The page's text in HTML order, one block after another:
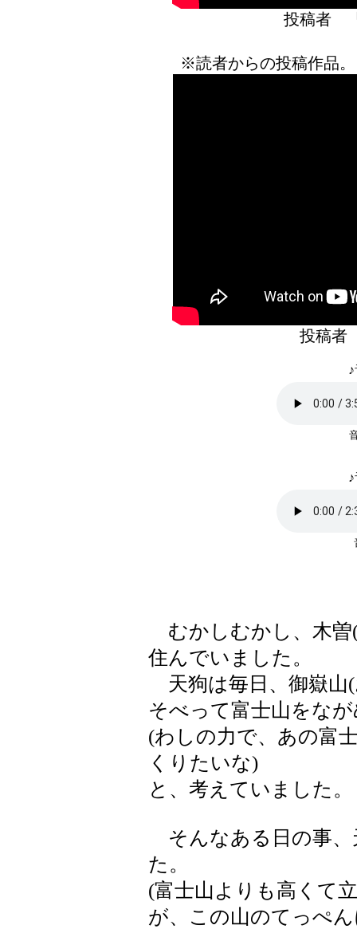
投稿者
※読者からの投稿作品
投稿
むかしむかし、木曽
住んでいました。
天狗は毎日、御嶽山
そべって富士山をな
(わしの力で、あの富
くりたいな)
と、考えていました。
そんなある日の事、
た。
(富士山よりも高くて
が、この山のてっぺ